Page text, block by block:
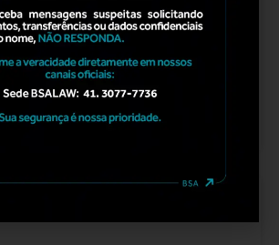
para o seu Negócio está nos
já Pagou – Descubra Aqui se o